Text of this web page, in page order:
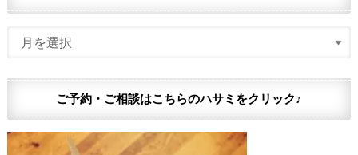
ご予約・ご相談はこちらのハサミをクリック♪